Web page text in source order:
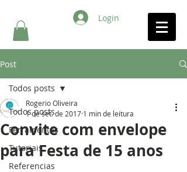
Login
Post
Todos posts
Ferramentas
Tutoriais
Referencias
Todos posts
Convite com envelope
para Festa de 15 anos
Rogerio Oliveira
1 de set. de 2017 1 min de leitura